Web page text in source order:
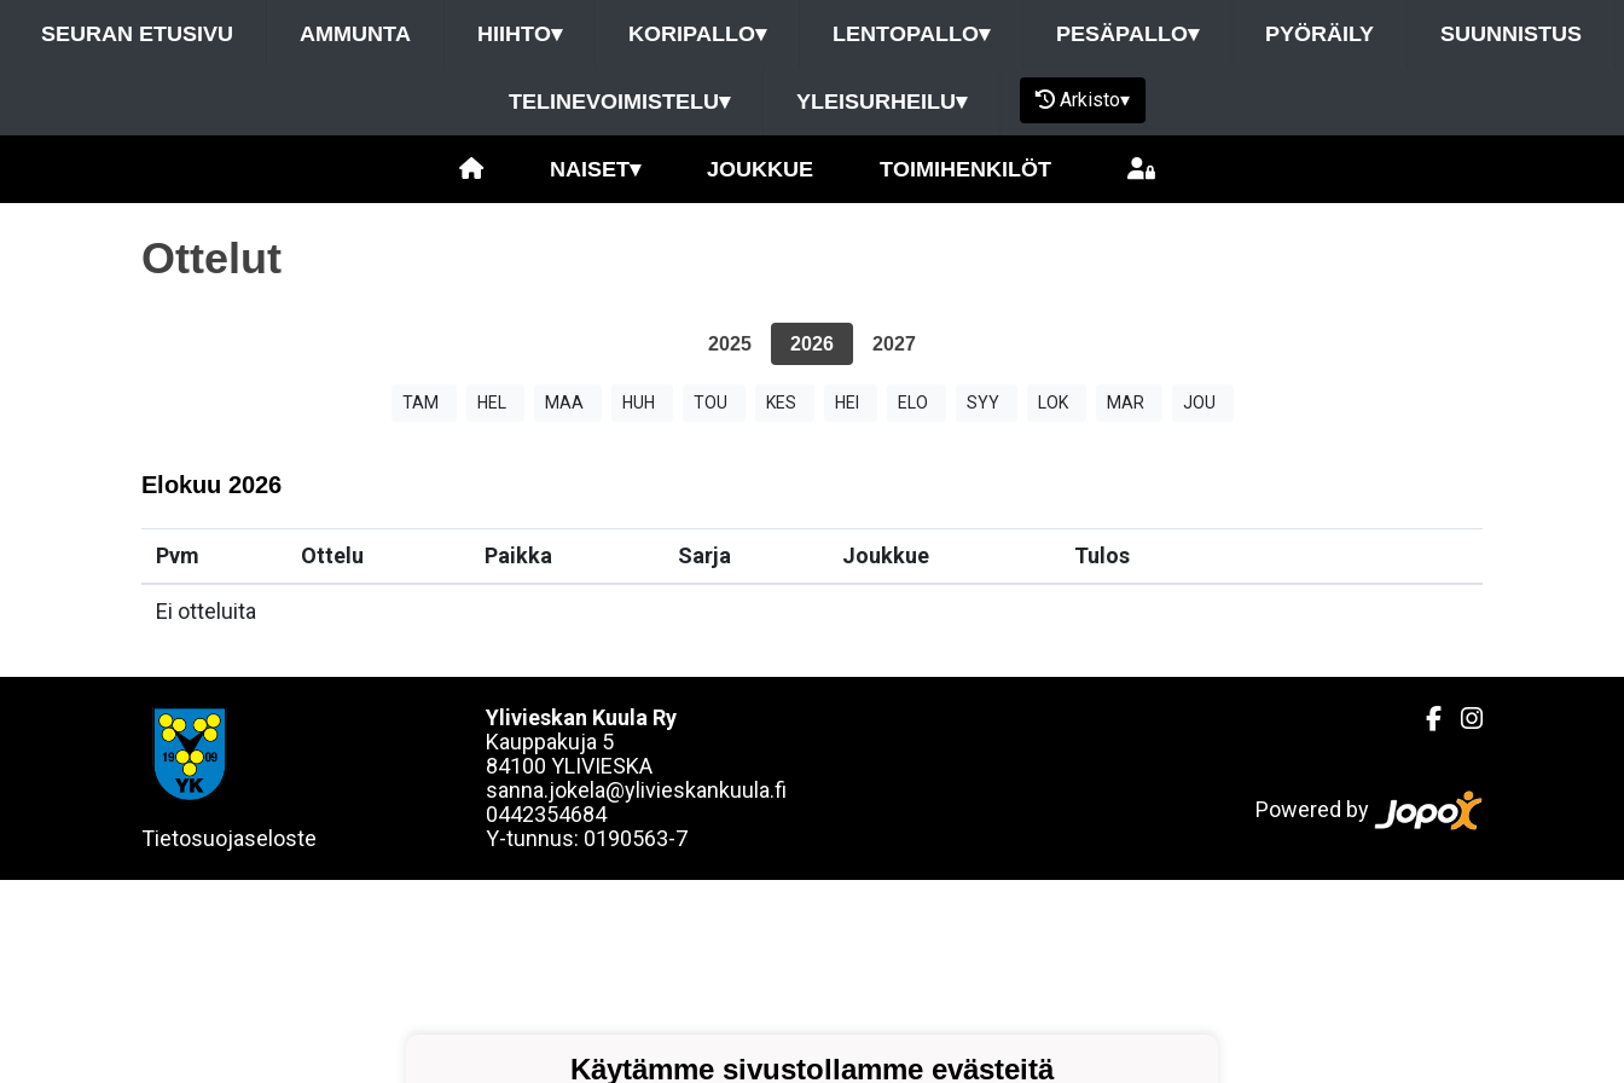
SEURAN ETUSIVU AMMUNTA HIIHTO▾ KORIPALLO▾ LENTOPALLO▾ PESÄPALLO▾ PYÖRÄILY SUUNNISTUS
TELINEVOIMISTELU▾ YLEISURHEILU▾ Arkisto▾
NAISET▾ JOUKKUE TOIMIHENKILÖT
Ottelut
2025 2026 2027
TAM HEL MAA HUH TOU KES HEI ELO SYY LOK MAR JOU
Elokuu 2026
Pvm Ottelu Paikka Sarja Joukkue Tulos
Ei otteluita
Tietosuojaseloste
Ylivieskan Kuula Ry
Kauppakuja 5
84100 YLIVIESKA
sanna.jokela@ylivieskankuula.fi
0442354684
Y-tunnus: 0190563-7
Powered by
Käytämme sivustollamme evästeitä